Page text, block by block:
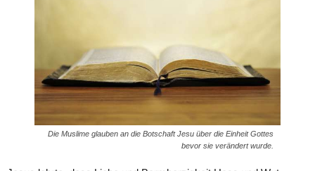
Die Muslime glauben an die Botschaft Jesu über die Einheit Gottes
bevor sie verändert wurde.